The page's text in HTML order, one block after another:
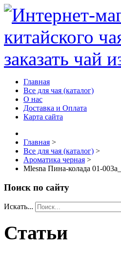
Главная
Все для чая (каталог)
О нас
Доставка и Оплата
Карта сайта
Главная >
Все для чая (каталог) >
Ароматика черная >
Mlesna Пина-колада 01-
Поиск по сайту
Искать...
Статьи